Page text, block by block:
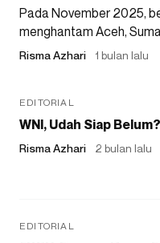
Pada November 2025,
menghantam Aceh,
Risma Azhari 1 bulan lalu
EDITORIAL
WNI, Udah Siap Belum?
Risma Azhari 2 bulan lalu
EDITORIAL